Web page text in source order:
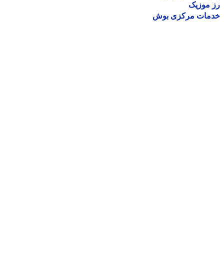
موزیک
مرکزی بوش